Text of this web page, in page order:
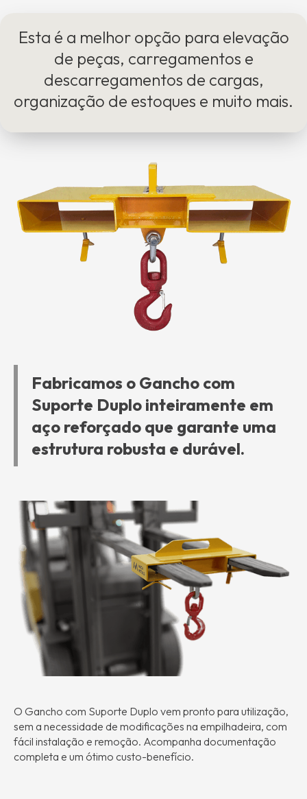
Esta é a melhor opção para elevação
de peças, carregamentos e
descarregamentos de cargas,
organização de estoques e muito mais.
Fabricamos o Gancho com
Suporte Duplo inteiramente em
aço reforçado que garante uma
estrutura robusta e durável.
O Gancho com Suporte Duplo vem pronto para utilização,
sem a necessidade de modificações na empilhadeira, com
fácil instalação e remoção. Acompanha documentação
completa e um ótimo custo-benefício.